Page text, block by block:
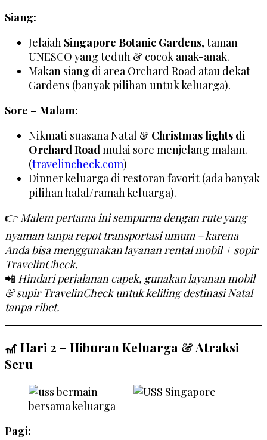
Siang:
Jelajah Singapore Botanic Gardens, taman
UNESCO yang teduh & cocok anak-anak.
Makan siang di area Orchard Road atau dekat
Gardens (banyak pilihan untuk keluarga).
Sore – Malam:
Nikmati suasana Natal & Christmas lights di
Orchard Road mulai sore menjelang malam.
(travelincheck.com)
Dinner keluarga di restoran favorit (ada banyak
pilihan halal/ramah keluarga).
👉 Malem pertama ini sempurna dengan rute yang
nyaman tanpa repot transportasi umum – karena
Anda bisa menggunakan layanan rental mobil + sopir
TravelinCheck.
📲 Hindari perjalanan capek, gunakan layanan mobil
& supir TravelinCheck untuk keliling destinasi Natal
tanpa ribet.
🎢 Hari 2 – Hiburan Keluarga & Atraksi
Seru
Pagi: